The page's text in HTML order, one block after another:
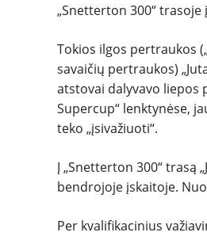
„Snetterton 300“
Tokios ilgos pertraukos
savaičių pertraukos)
atstovai dalyvavo liepos
Supercup“ lenktynėse,
teko „įsivažiuoti“.
Į „Snetterton 300“ trasą
bendrojoje įskaitoje.
Per kvalifikacinius